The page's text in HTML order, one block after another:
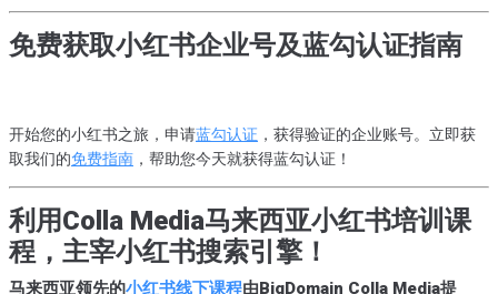
免费获取小红书企业号及蓝勾认证指南
开始您的小红书之旅，申请蓝勾认证 ，获得验证的企业账号。立即获
取我们的免费指南 ，帮助您今天就获得蓝勾认证！
利用Colla Media马来西亚小红书培训课
程，主宰小红书搜索引擎！
马来西亚领先的小红书线下课程由BigDomain Colla Media提